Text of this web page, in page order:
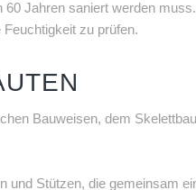
Jahren saniert werden
zu prüfen.
Bauweisen, dem
Stützen, die gemeinsam